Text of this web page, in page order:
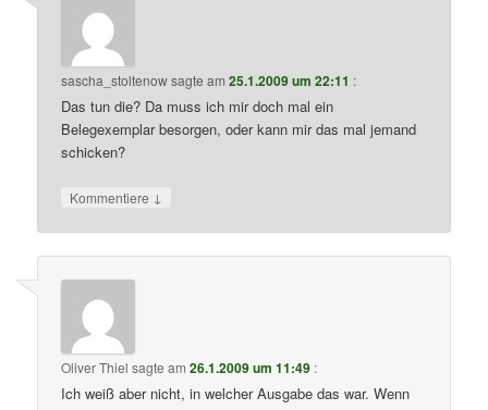
sascha_stoltenowsagte am25.1.2009 um 22:11 :
Das tun die? Da muss ich mir doch mal ein
Belegexemplar besorgen, oder kann mir das mal jemand
schicken?
Kommentiere ↓
Oliver Thiel sagte am26.1.2009 um 11:49 :
Ich weiß aber nicht, in welcher Ausgabe das war. Wenn